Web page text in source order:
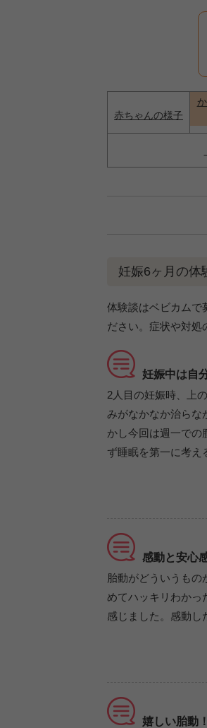
赤ちゃんの様子
妊娠6ヶ月の体
体験談はベビカムで
ださい。症状や対処
妊娠中は自
2人目の妊娠時、上
みがなかなか治らな
かし今回は週一での
ず睡眠を第一に考え
感動と安心
胎動がどういうも
めてハッキリわかっ
感じました。感動し
嬉しい胎動